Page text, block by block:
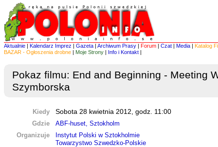
Aktualnie | Kalendarz Imprez | Gazeta | Archiwum Prasy | Forum | Czat | Media | Katalog
BAZAR - Ogłoszenia drobne | Moje Strony | Info i Kontakt |
Pokaz filmu: End and Beginning - Meeting
Szymborska
Kiedy
Sobota 28 kwietnia 2012, godz. 11:00
Gdzie
ABF-huset, Sztokholm
Organizuje
Instytut Polski w Sztokholmie
Towarzystwo Szwedzko-Polskie